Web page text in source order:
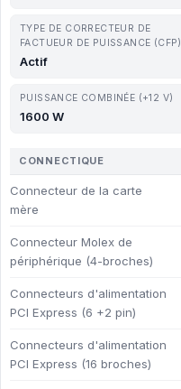
TYPE DE CORRECTEUR DE
FACTUEUR DE PUISSANCE (CFP)
Actif
PUISSANCE COMBINÉE (+12 V)
1600 W
CONNECTIQUE
Connecteur de la carte
mère
Connecteur Molex de
périphérique (4-broches)
Connecteurs d'alimentation
PCI Express (6 +2 pin)
Connecteurs d'alimentation
PCI Express (16 broches)